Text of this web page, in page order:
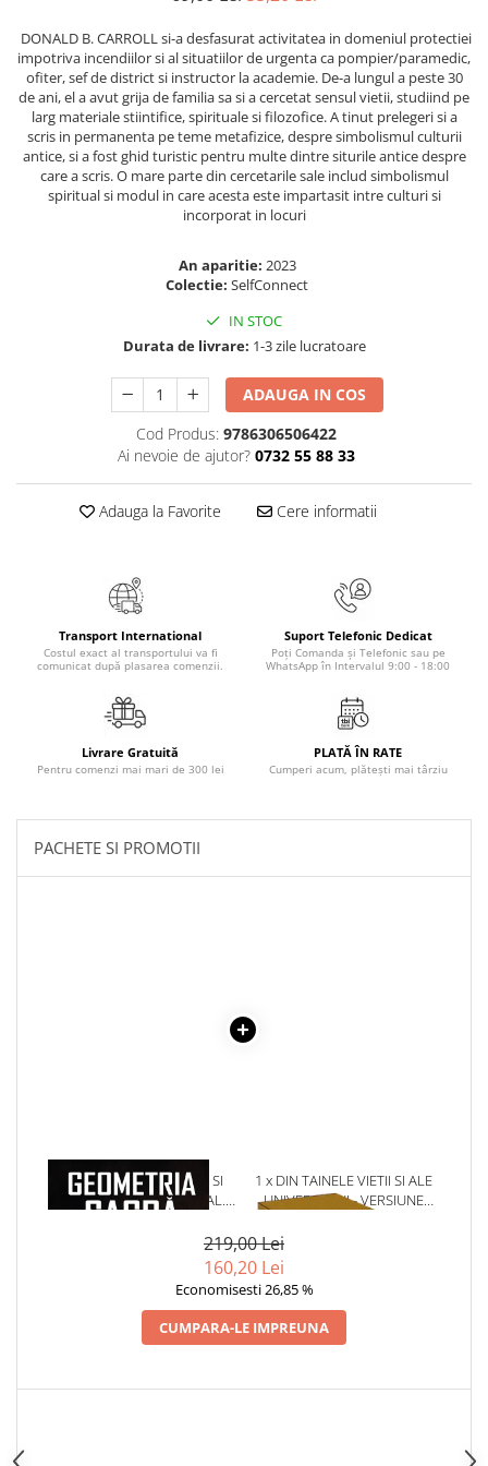
Lecturi Scolare
Lumea Copilariei
Ma pregatesc pentru scoala
Manuale - Carte Scolara
Clasa a II-a
Clasa pregatitoare
Povesti ilustrate
Religie pentru copii
ScienceConnection
TP ROLL
DONALD B. CARROLL si-a desfasurat activitatea in domeniul protectiei
impotriva incendiilor si al situatiilor de urgenta ca pompier/paramedic,
ofiter, sef de district si instructor la academie. De-a lungul a peste 30
de ani, el a avut grija de familia sa si a cercetat sensul vietii, studiind pe
larg materiale stiintifice, spirituale si filozofice. A tinut prelegeri si a
scris in permanenta pe teme metafizice, despre simbolismul culturii
antice, si a fost ghid turistic pentru multe dintre siturile antice despre
care a scris. O mare parte din cercetarile sale includ simbolismul
spiritual si modul in care acesta este impartasit intre culturi si
incorporat in locuri
An aparitie: 2023
Colectie: SelfConnect
IN STOC
Durata de livrare: 1-3 zile lucratoare
ADAUGA IN COS
Cod Produs: 9786306506422
Ai nevoie de ajutor? 0732 55 88 33
Adauga la Favorite Cere informatii
Transport International
Costul exact al transportului va fi
comunicat după plasarea comenzii.
Suport Telefonic Dedicat
Poți Comanda și Telefonic sau pe
WhatsApp în Intervalul 9:00 - 18:00
Livrare Gratuită
Pentru comenzi mai mari de 300 lei
PLATĂ ÎN RATE
Cumperi acum, plătești mai târziu
PACHETE SI PROMOTII
1 x GEOMETRIA SACRA SI
SIMBOLISMUL SPIRITUAL.
1 x DIN TAINELE VIETII SI ALE
UNIVERSULUI - VERSIUNE
VOLUMELE I-III. CUTIE DE
COLECTIE -SCARLAT
219,00 Lei
160,20 Lei
Economisesti 26,85 %
CUMPARA-LE IMPREUNA